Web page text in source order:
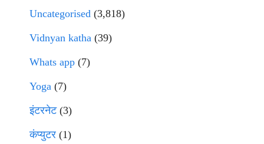
Uncategorised (3,818)
Vidnyan katha (39)
Whats app (7)
Yoga (7)
इंटरनेट(3)
कंप्युटर (1)